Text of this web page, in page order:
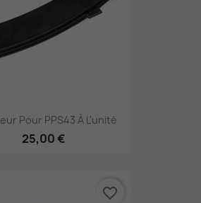
Pour PPS43 À L'unité
25,00 €
favorite_border